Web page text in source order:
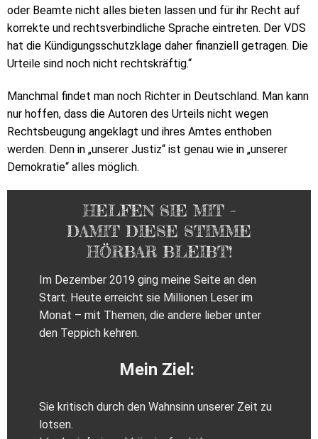
oder Beamte nicht alles bieten lassen und für ihr Recht auf
korrekte und rechtsverbindliche Sprache eintreten. Der VDS
hat die Kündigungsschutzklage daher finanziell getragen. Die
Urteile sind noch nicht rechtskräftig.“
Manchmal findet man noch Richter in Deutschland. Man kann
nur hoffen, dass die Autoren des Urteils nicht wegen
Rechtsbeugung angeklagt und ihres Amtes enthoben
werden. Denn in „unserer Justiz“ ist genau wie in „unserer
Demokratie“ alles möglich.
HELFEN SIE MIT –
DAMIT DIESE STIMME
HÖRBAR BLEIBT!
Im Dezember 2019 ging meine Seite an den
Start. Heute erreicht sie Millionen Leser im
Monat – mit Themen, die andere lieber unter
den Teppich kehren.
Mein Ziel:
Sie kritisch durch den Wahnsinn unserer Zeit zu
lotsen.